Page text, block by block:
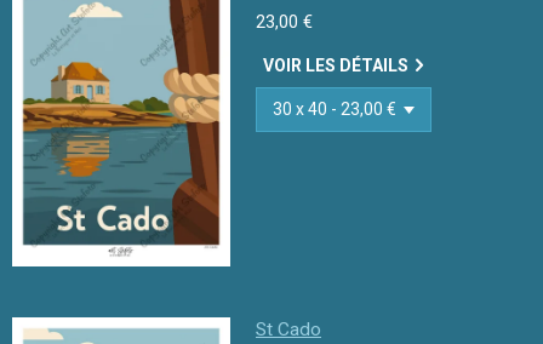
23,00 €
VOIR LES DÉTAILS
St Cado